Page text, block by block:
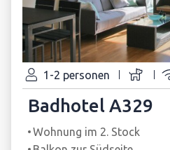
1-2 personen
Badhotel A329
Wohnung im 2. Stock